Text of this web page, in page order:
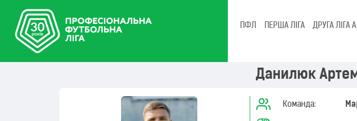
ПФЛ ПЕРША ЛІГА ДРУГА ЛІГА А
Данилюк
Команда: